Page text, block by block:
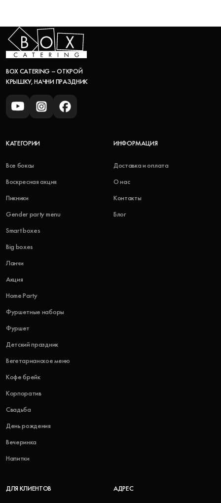
BOX CATERING – ОТКРОЙ
КРЫШКУ, НАЧНИ ПРАЗДНИК
КАТЕГОРИИ
Все боксы
Воскресная акция
Пикники
Gender party menu
Smart boxes
Big boxes
Ланчи
Акция
Home Party
Фуршетные наборы
Фуршет
Детский праздник
Вегетарианское меню
Кофе брейк
Корпоратив
Свадьба
День рождения
Вечеринка
Напитки
ИНФОРМАЦИЯ
Доставка и оплата
О нас
Контакты
Блог
ДЛЯ КЛИЕНТОВ АДРЕС